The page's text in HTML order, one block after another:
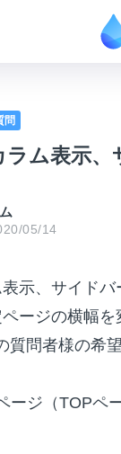
問
ラム表示
05/14
示、サイドバ
ージの横幅
質問者様の希
ージ（TOPペ